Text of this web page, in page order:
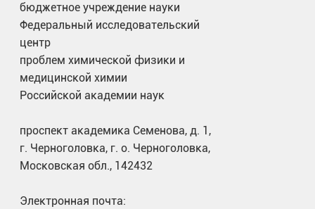
бюджетное учреждение науки
Федеральный исследовательский
центр
проблем химической физики и
медицинской химии
Российской академии наук
проспект академика Семенова, д. 1,
г. Черноголовка, г. о. Черноголовка,
Московская обл., 142432
Электронная почта: